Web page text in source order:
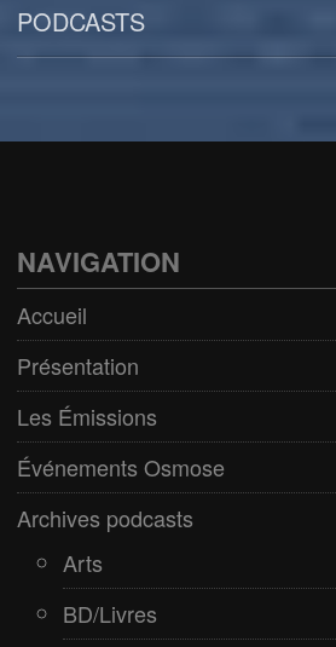
PODCASTS
BD/Livres
Electro/Transe
Paranormal
Pop/Rock
Rap
Spiritualité
NAVIGATION
Accueil
Présentation
Les Émissions
Événements Osmose
Archives podcasts
Arts
BD/Livres